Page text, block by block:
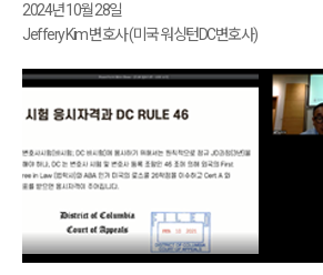
2024년 10월 28일
Jeffery Kim 변호사 (미국 워싱턴DC변호사)